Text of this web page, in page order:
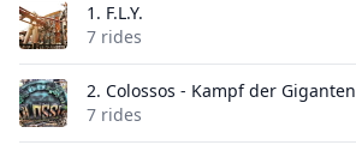
1. F.L.Y.
7 rides
2. Colossos - Kampf der Giganten
7 rides